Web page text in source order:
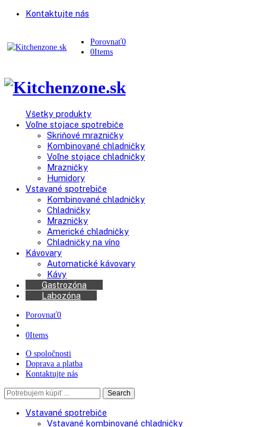
Kontaktujte nás
Porovnať
0Items
Všetky produkty
Voľne stojace spotrebiče
Skriňové mrazničky
Kombinované chladničky
Voľne stojace chladničky
Mrazničky
Humidory
Vstavané spotrebiče
Kombinované chladničky
Chladničky
Mrazničky
Americké chladničky
Chladničky na víno
Kávovary
Automatické kávovary
Gastrozóna
Porovnať 0
0Items
O spoločnosti
Kontaktujte nás